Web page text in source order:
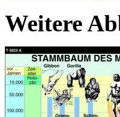
Weitere